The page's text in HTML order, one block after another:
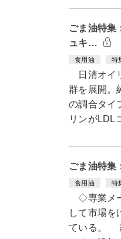
ごま油特
ュキ…
食用油 特
日清オイ
群を展開。
の調合タイ
リンがLDL
ごま油特
食用油 特
◇専業メ
して市場を
ている。